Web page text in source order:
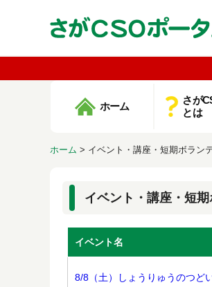
ホーム
さが
とは
ホーム > イベント・講座・短期ボラン
イベント・講座・短
イベント名
8/8（土）しょうりゅうのつど